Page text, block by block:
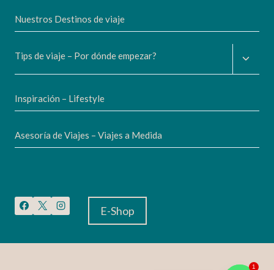
Nuestros Destinos de viaje
Tips de viaje – Por dónde empezar?
Inspiración – Lifestyle
Asesoría de Viajes – Viajes a Medida
E-Shop
1